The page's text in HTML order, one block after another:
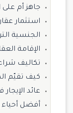
جاهز أم
استثمار
الجنسية
الإقامة
تكاليف
كيف تقيّم
عائد
أفضل أحياء